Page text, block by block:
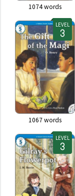
1074words
LEVEL
1067words
LEVEL